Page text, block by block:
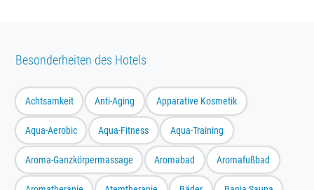
Besonderheiten des Hotels
Achtsamkeit Anti-Aging Apparative Kosmetik
Aqua-Aerobic Aqua-Fitness Aqua-Training
Aroma-Ganzkörpermassage Aromabad Aromafußbad